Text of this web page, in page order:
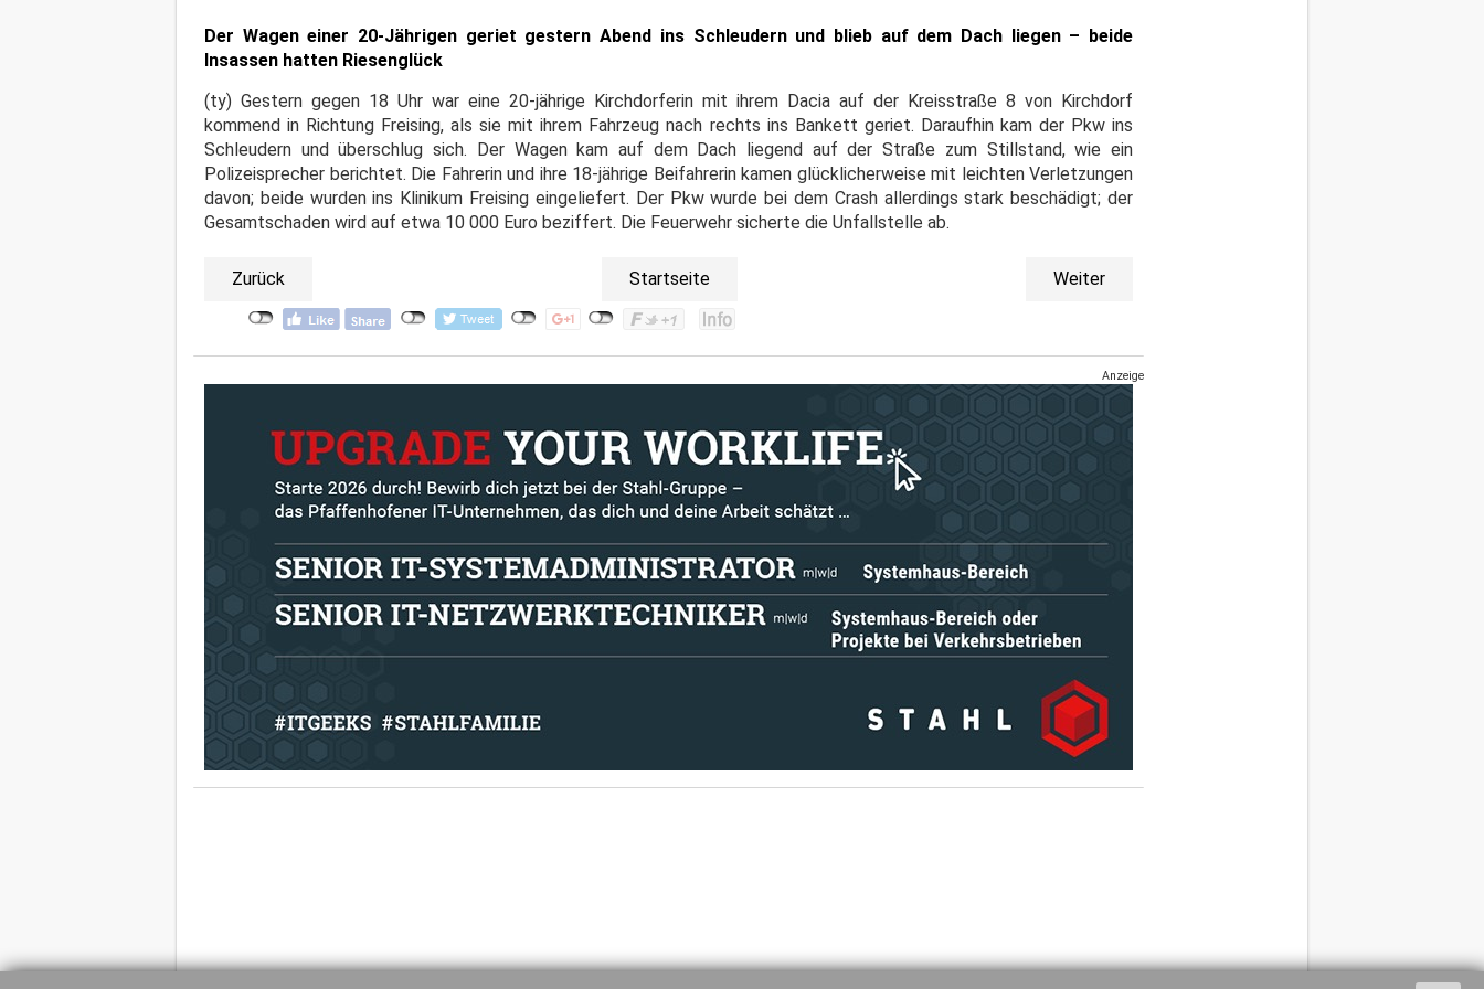
Der Wagen einer 20-Jährigen geriet gestern Abend ins Schleudern und blieb auf dem Dach liegen – beide
Insassen hatten Riesenglück
(ty) Gestern gegen 18 Uhr war eine 20-jährige Kirchdorferin mit ihrem Dacia auf der Kreisstraße 8 von Kirchdorf
kommend in Richtung Freising, als sie mit ihrem Fahrzeug nach rechts ins Bankett geriet. Daraufhin kam der Pkw ins
Schleudern und überschlug sich. Der Wagen kam auf dem Dach liegend auf der Straße zum Stillstand, wie ein
Polizeisprecher berichtet. Die Fahrerin und ihre 18-jährige Beifahrerin kamen glücklicherweise mit leichten Verletzungen
davon; beide wurden ins Klinikum Freising eingeliefert. Der Pkw wurde bei dem Crash allerdings stark beschädigt; der
Gesamtschaden wird auf etwa 10 000 Euro beziffert. Die Feuerwehr sicherte die Unfallstelle ab.
Zurück Startseite Weiter
Anzeige